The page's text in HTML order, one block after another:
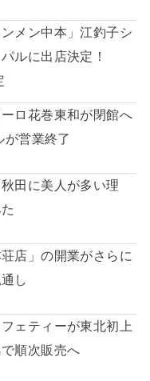
メン中本」江釣子シ
ルに出店決定！
ロ花巻東和が閉館へ
が営業終了
田に美人が多い理
店」の開業がさらに
し
ェティーが東北初上
順次販売へ